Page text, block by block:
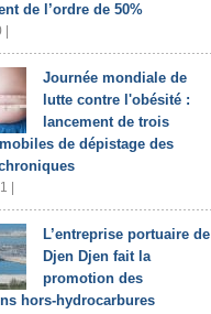
de l’ordre de 50%
Journée mondiale de
lutte contre l'obésité :
lancement de trois
de dépistage des
|
L’entreprise portuaire de
Djen Djen fait la
promotion des
hors-hydrocarbures